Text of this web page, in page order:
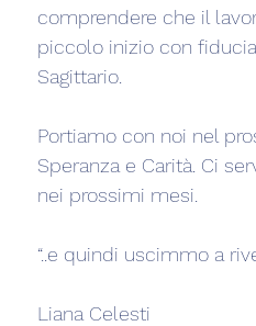
comprendere che il
piccolo inizio con
Sagittario.
Portiamo con noi nel
Speranza e Carità. Ci
nei prossimi mesi.
“..e quindi uscimmo a
Liana Celesti